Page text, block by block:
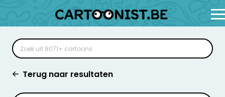
Terug naar resultaten